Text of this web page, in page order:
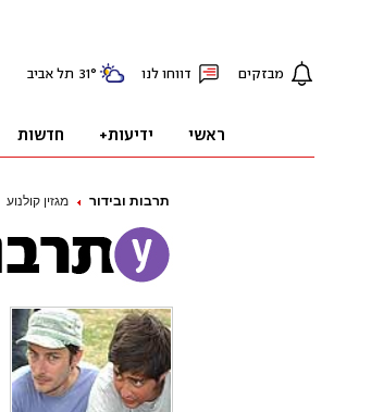
תרבות ובידור מגזין קולנוע